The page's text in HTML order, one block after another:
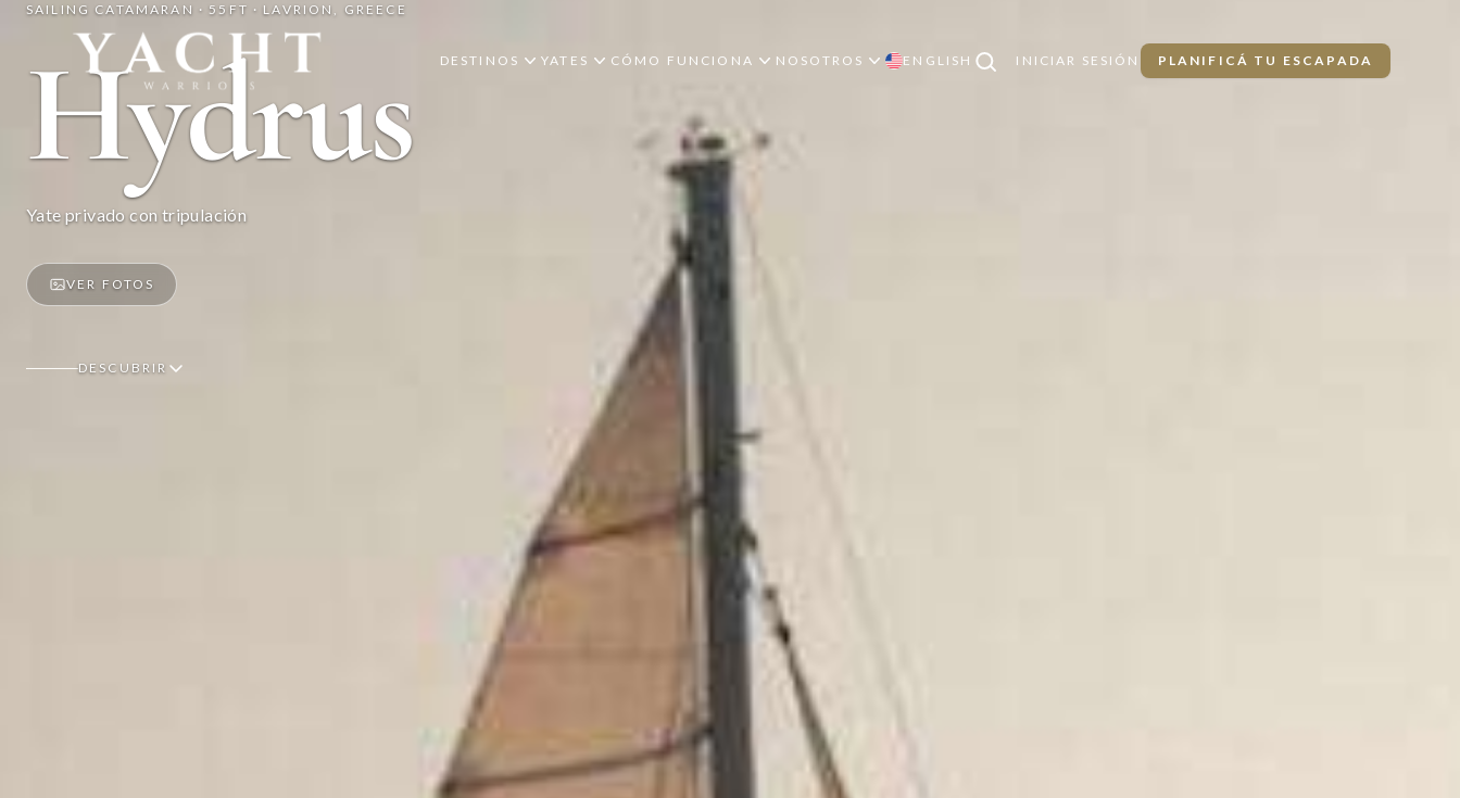
Yacht Warriors
DESTINOS YATES CÓMO FUNCIONA NOSOTROS ENGLISH INICIAR SESIÓN PLANIFICÁ TU ESCAPADA
SAILING CATAMARAN · 55FT · LAVRION, GREECE
Hydrus
Yate privado con tripulación
VER FOTOS
DESCUBRIR